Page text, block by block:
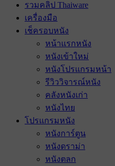
รวมคลิป Thaiware
เครื่องมือ
เช็ครอบหนัง
หน้าแรกหนัง
หนังเข้าใหม่
หนังโปรแกรมหน้า
รีวิววิจารณ์หนัง
คลังหนังเก่า
หนังไทย
โปรแกรมหนัง
หนังการ์ตูน
หนังดราม่า
หนังตลก